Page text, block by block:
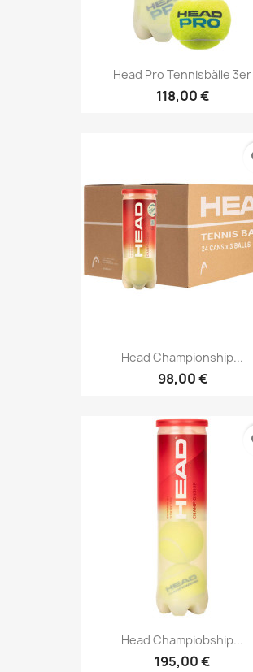
Head Pro Tennisbälle 3er
118,00 €
Head Championship...
98,00 €
Head Champiobship...
195,00 €